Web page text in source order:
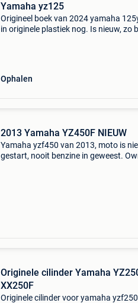
Yamaha yz125
Origineel boek van 2024 yamaha
in originele plastiek nog. Is nieuw, zo
Ophalen
2013 Yamaha YZ450F NIEUW
Yamaha yzf450 van 2013, moto is
gestart, nooit benzine in geweest.
Originele cilinder Yamaha
XX250F
Originele cilinder voor yamaha